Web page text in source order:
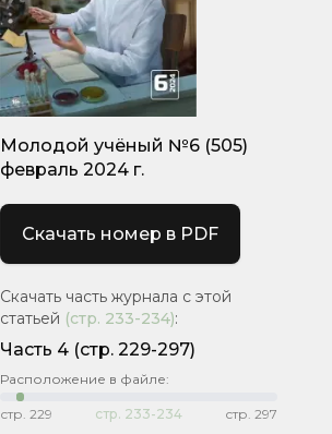
Молодой учёный №6 (505)
февраль 2024 г.
Скачать номер в PDF
Скачать часть журнала с этой
статьей (стр. 233-234):
Часть 4 (стр. 229-297)
Расположение в файле:
стр. 229 стр. 233-234 стр. 297